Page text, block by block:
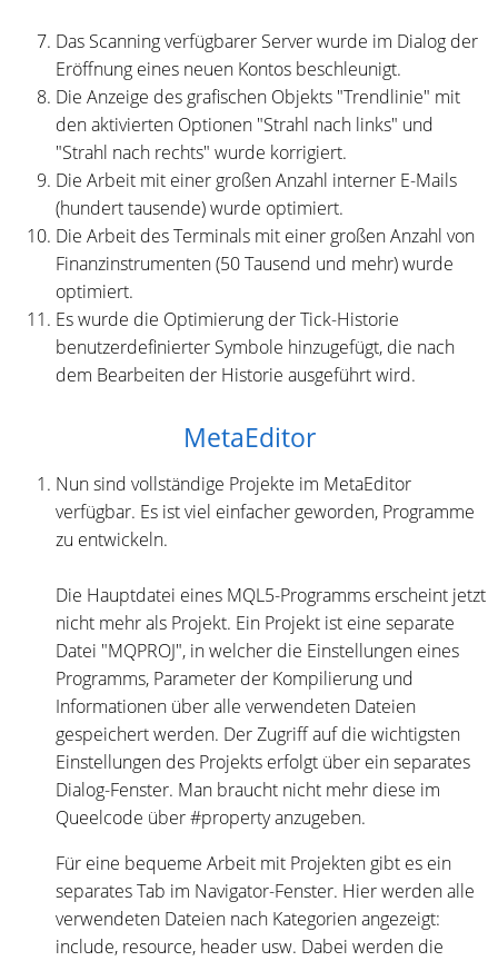
Das Scanning verfügbarer Server wurde im Dialog der
Eröffnung eines neuen Kontos beschleunigt.
Die Anzeige des grafischen Objekts "Trendlinie" mit
den aktivierten Optionen "Strahl nach links" und
"Strahl nach rechts" wurde korrigiert.
Die Arbeit mit einer großen Anzahl interner E-Mails
(hundert tausende) wurde optimiert.
Die Arbeit des Terminals mit einer großen Anzahl von
Finanzinstrumenten (50 Tausend und mehr) wurde
optimiert.
Es wurde die Optimierung der Tick-Historie
benutzerdefinierter Symbole hinzugefügt, die nach
dem Bearbeiten der Historie ausgeführt wird.
MetaEditor
Nun sind vollständige Projekte im MetaEditor
verfügbar. Es ist viel einfacher geworden, Programme
zu entwickeln.
Die Hauptdatei eines MQL5-Programms erscheint jetzt
nicht mehr als Projekt. Ein Projekt ist eine separate
Datei "MQPROJ", in welcher die Einstellungen eines
Programms, Parameter der Kompilierung und
Informationen über alle verwendeten Dateien
gespeichert werden. Der Zugriff auf die wichtigsten
Einstellungen des Projekts erfolgt über ein separates
Dialog-Fenster. Man braucht nicht mehr diese im
Queelcode über #property anzugeben.
Für eine bequeme Arbeit mit Projekten gibt es ein
separates Tab im Navigator-Fenster. Hier werden alle
verwendeten Dateien nach Kategorien angezeigt:
include, resource, header usw. Dabei werden die